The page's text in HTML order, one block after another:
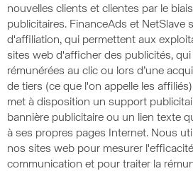
nouvelles clients et clientes par le
publicitaires. FinanceAds et NetSlave
d'affiliation, qui permettent aux
sites web d'afficher des publicités,
rémunérées au clic ou lors d’une
de tiers (ce que l'on appelle les
met à disposition un support
bannière publicitaire ou un lien texte
à ses propres pages Internet. Nous
nos sites web pour mesurer
communication et pour traiter la